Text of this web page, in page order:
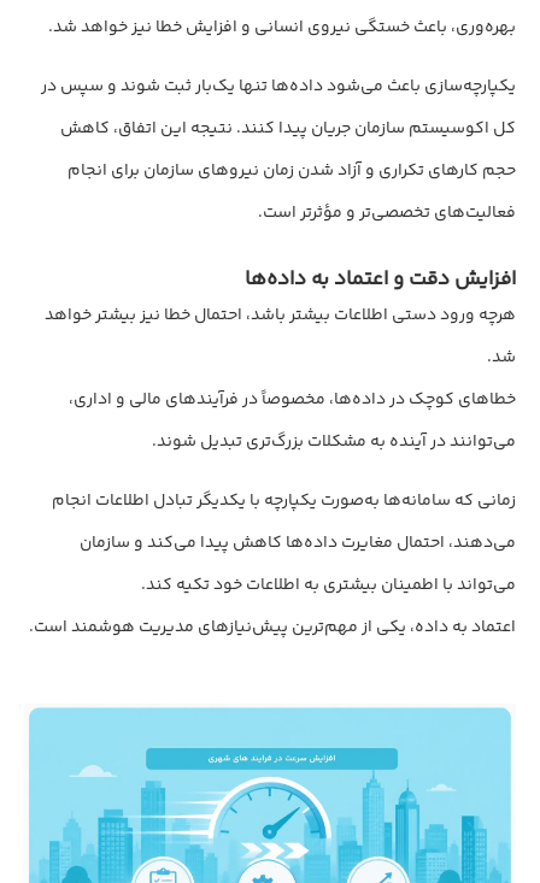
بهره‌وری، باعث خستگی نیروی انسانی و افزایش خطا نیز خواهد شد.
یکپارچه‌سازی باعث می‌شود داده‌ها تنها یک‌بار ثبت شوند و سپس در
کل اکوسیستم سازمان جریان پیدا کنند. نتیجه این اتفاق، کاهش
حجم کارهای تکراری و آزاد شدن زمان نیروهای سازمان برای انجام
فعالیت‌های تخصصی‌تر و مؤثرتر است.
افزایش دقت و اعتماد به داده‌ها
هرچه ورود دستی اطلاعات بیشتر باشد، احتمال خطا نیز بیشتر خواهد
شد.
خطاهای کوچک در داده‌ها، مخصوصاً در فرآیندهای مالی و اداری،
می‌توانند در آینده به مشکلات بزرگ‌تری تبدیل شوند.
زمانی که سامانه‌ها به‌صورت یکپارچه با یکدیگر تبادل اطلاعات انجام
می‌دهند، احتمال مغایرت داده‌ها کاهش پیدا می‌کند و سازمان
می‌تواند با اطمینان بیشتری به اطلاعات خود تکیه کند.
اعتماد به داده، یکی از مهم‌ترین پیش‌نیازهای مدیریت هوشمند است.